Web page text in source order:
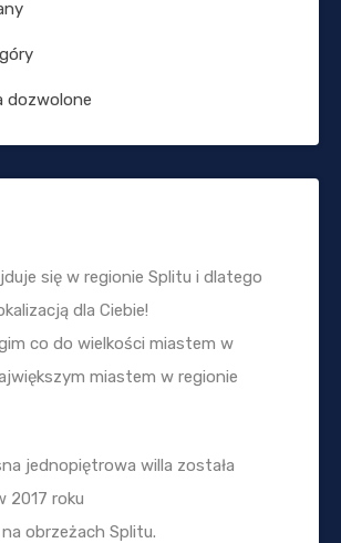
dozwolone
się w regionie Splitu i dlatego
dla Ciebie!
co do wielkości miastem w
miastem w regionie
jednopiętrowa willa została
2017 roku
obrzeżach Splitu.